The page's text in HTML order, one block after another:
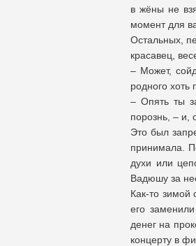
в жёны не
момент для
Остальных,
красавец,
– Может,
родного хоть
– Опять ты
порознь, – и,
Это был
принимала.
духи или
Вадюшу за
Как-то
его
денег на
концерту в